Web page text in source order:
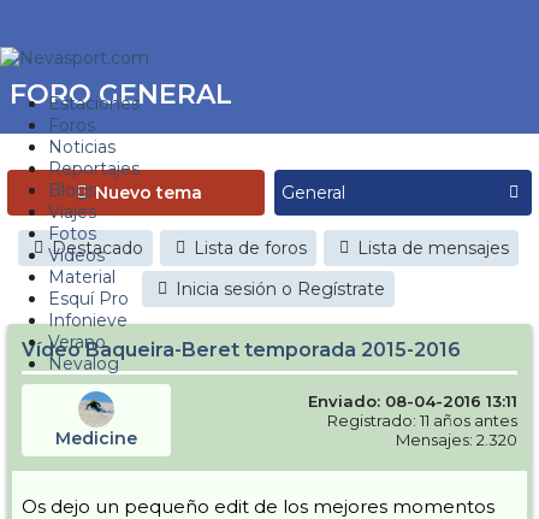
Estaciones
Foros
Noticias
Reportajes
Blogs
Viajes
Fotos
Videos
Material
Esquí Pro
Infonieve
Verano
Nevalog
FORO GENERAL
Nuevo tema
Destacado Lista de foros
Lista de mensajes
Inicia sesión o Regístrate
Vídeo Baqueira-Beret temporada 2015-2016
Medicine
Enviado: 08-04-2016 13:11
Registrado: 11 años antes
Mensajes: 2.320
Os dejo un pequeño edit de los mejores momentos